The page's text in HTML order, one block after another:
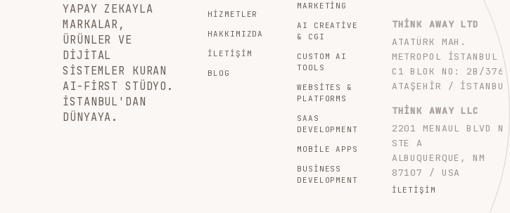
YAPAY ZEKAYLA
MARKALAR,
ÜRÜNLER VE
DIJITAL
SISTEMLER KURAN
AI-FIRST STÜDYO.
İSTANBUL'DAN
DÜNYAYA.
HIZMETLER
HAKKIMIZDA
İLETIŞIM
BLOG
MARKETING
AI CREATIVE
& CGI
CUSTOM AI
TOOLS
WEBSITES &
PLATFORMS
SAAS
DEVELOPMENT
MOBILE APPS
BUSINESS
DEVELOPMENT
THINK AWAY LTD
ATATÜRK MAH.
METROPOL İSTANBUL
C1 BLOK NO: 2B/376
ATAŞEHIR / İSTANBUL
THINK AWAY LLC
2201 MENAUL BLVD NE
STE A
ALBUQUERQUE, NM
87107 / USA
İLETIŞIM